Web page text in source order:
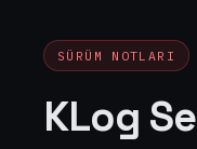
SÜRÜM NOTLARI
KLog